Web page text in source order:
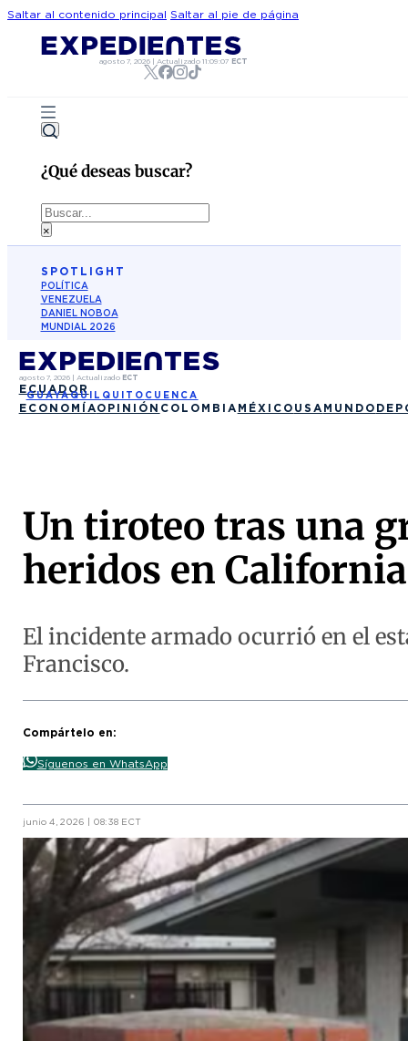
Saltar al contenido principal Saltar al pie de página
agosto 7, 2026| Actualizado 11:09:07 ECT
¿Qué deseas buscar?
Buscar
×
SPOTLIGHT
POLÍTICA
VENEZUELA
DANIEL NOBOA
MUNDIAL 2026
agosto 7, 2026| Actualizado ECT
ECUADOR
GUAYAQUIL QUITO CUENCA
ECONOMÍAOPINIÓN COLOMBIA MÉXICO USA MUNDO
Un tiroteo tras una
heridos en California
El incidente armado ocurrió en el
Francisco.
Compártelo en:
Síguenos en WhatsApp
junio 4, 2026 | 08:38 ECT